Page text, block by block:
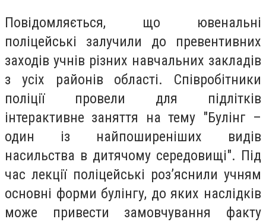
Повідомляється, що ювенальні
поліцейські залучили до превентивних
заходів учнів різних навчальних закладів
з усіх районів області. Співробітники
поліції провели для підлітків
інтерактивне заняття на тему "Булінг –
один із найпоширеніших видів
насильства в дитячому середовищі". Під
час лекції поліцейські роз’яснили учням
основні форми булінгу, до яких наслідків
може привести замовчування факту